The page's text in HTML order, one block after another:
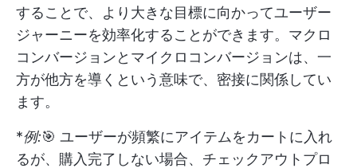
することで、より大きな目標に向かってユーザー
ジャーニーを効率化することができます。マクロ
コンバージョンとマイクロコンバージョンは、一
方が他方を導くという意味で、密接に関係してい
ます。
*例:🎯 ユーザーが頻繁にアイテムをカートに入れ
るが、購入完了しない場合、チェックアウトプロ